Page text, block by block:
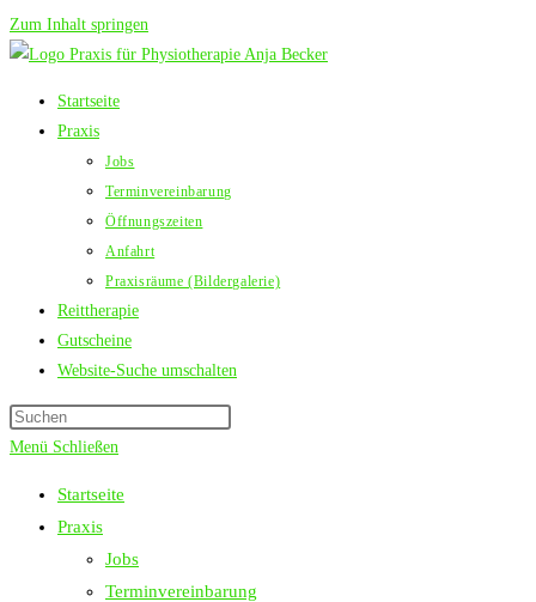
Zum Inhalt springen
Startseite
Praxis
Jobs
Terminvereinbarung
Öffnungszeiten
Anfahrt
Praxisräume (Bildergalerie)
Reittherapie
Gutscheine
Website-Suche umschalten
Menü Schließen
Startseite
Praxis
Jobs
Terminvereinbarung